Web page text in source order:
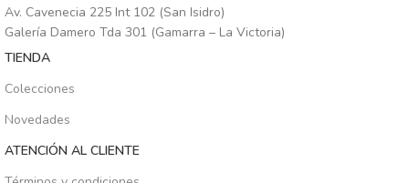
Av. Cavenecia 225 Int 102 (San Isidro)
Galería Damero Tda 301 (Gamarra – La Victoria)
TIENDA
Colecciones
Novedades
ATENCIÓN AL CLIENTE